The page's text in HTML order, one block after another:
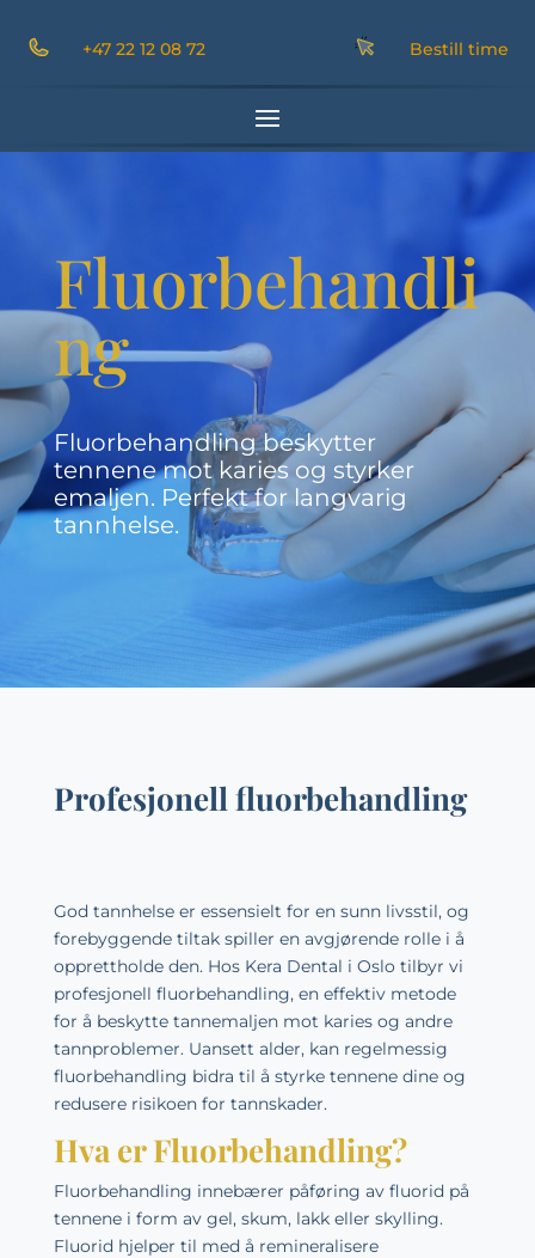
+47 22 12 08 72 Bestill time
Fluorbehandli
ng
Fluorbehandling beskytter
tennene mot karies og styrker
emaljen. Perfekt for langvarig
tannhelse.
Profesjonell fluorbehandling
God tannhelse er essensielt for en sunn livsstil, og
forebyggende tiltak spiller en avgjørende rolle i å
opprettholde den. Hos Kera Dental i Oslo tilbyr vi
profesjonell fluorbehandling, en effektiv metode
for å beskytte tannemaljen mot karies og andre
tannproblemer. Uansett alder, kan regelmessig
fluorbehandling bidra til å styrke tennene dine og
redusere risikoen for tannskader.
Hva er Fluorbehandling?
Fluorbehandling innebærer påføring av fluorid på
tennene i form av gel, skum, lakk eller skylling.
Fluorid hjelper til med å remineralisere